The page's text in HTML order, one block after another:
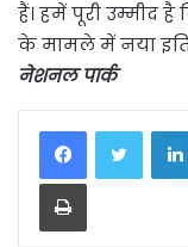
हैं। हमें पूरी उम्मीद
के मामले में नया
नेशनल पार्क
Print